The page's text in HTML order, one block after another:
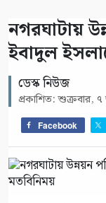
নগরঘাটায়
ইবাদুল
ডেস্ক নিউজ
প্রকাশিত: শুক্রবার,
Facebook